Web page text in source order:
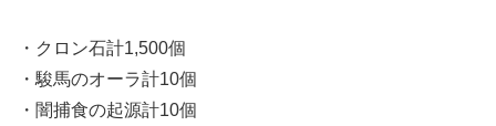
・クロン石計1,500個
・駿馬のオーラ計10個
・闇捕食の起源計10個